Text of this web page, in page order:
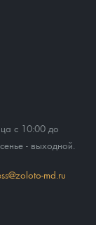
с 10:00 до
- выходной.
md.ru